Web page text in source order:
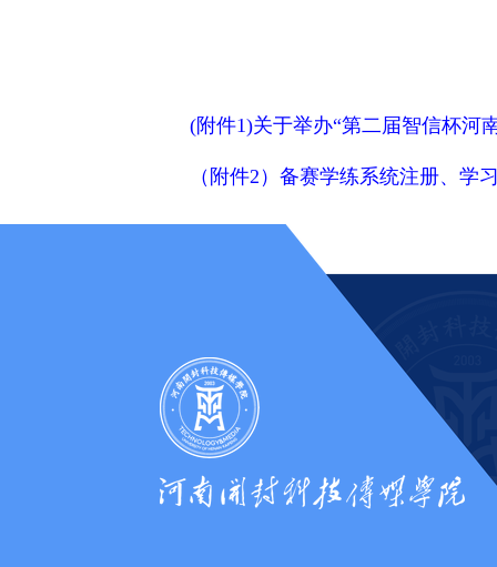
(附件1)关于举办“第二届智信杯河
（附件2）备赛学练系统注册、学